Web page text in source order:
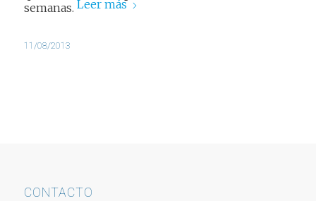
semanas. Leer más
11/08/2013
CONTACTO